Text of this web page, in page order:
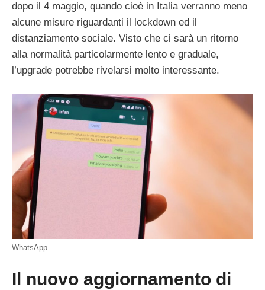
dopo il 4 maggio, quando cioè in Italia verranno meno
alcune misure riguardanti il lockdown ed il
distanziamento sociale. Visto che ci sarà un ritorno
alla normalità particolarmente lento e graduale,
l’upgrade potrebbe rivelarsi molto interessante.
WhatsApp
Il nuovo aggiornamento di